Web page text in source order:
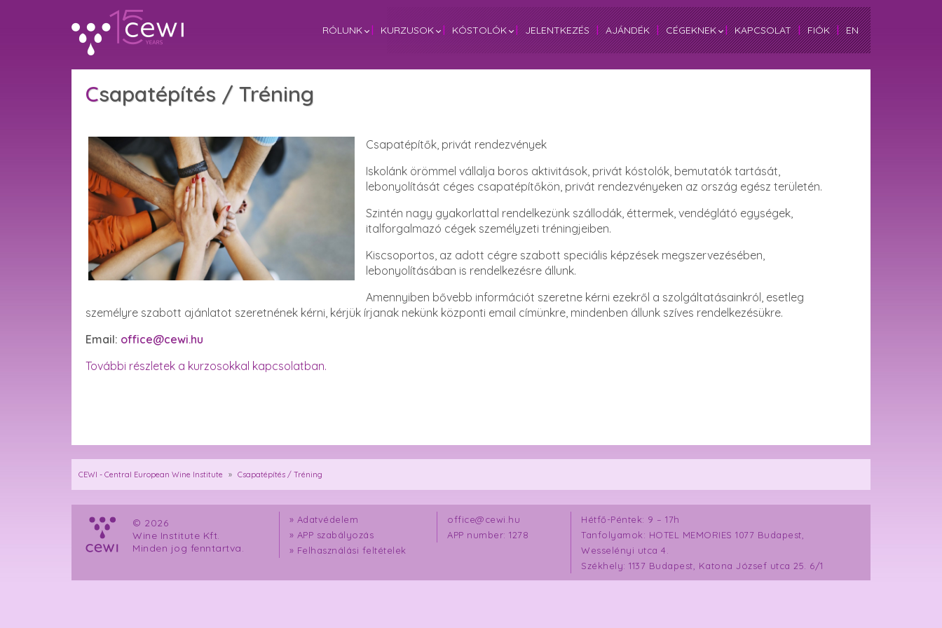
RÓLUNK KURZUSOK KÓSTOLÓK JELENTKEZÉS | AJÁNDÉK | CÉGEKNEK | KAPCSOLAT | FIÓK | EN
Csapatépítés / Tréning
Csapatépítők, privát rendezvények
Iskolánk örömmel vállalja boros aktivitások, privát kóstolók, bemutatók tartását,
lebonyolítását céges csapatépítőkön, privát rendezvényeken az ország egész területén.
Szintén nagy gyakorlattal rendelkezünk szállodák, éttermek, vendéglátó egységek,
italforgalmazó cégek személyzeti tréningjeiben.
Kiscsoportos, az adott cégre szabott speciális képzések megszervezésében,
lebonyolításában is rendelkezésre állunk.
Amennyiben bővebb információt szeretne kérni ezekről a szolgáltatásainkról, esetleg
személyre szabott ajánlatot szeretnének kérni, kérjük írjanak nekünk központi email címünkre, mindenben állunk szíves rendelkezésükre.
Email: office@cewi.hu
További részletek a kurzosokkal kapcsolatban.
CEWI - Central European Wine Institute » Csapatépítés / Tréning
© 2026
Wine Institute Kft.
Minden jog fenntartva.
» Adatvédelem
» APP szabályozás
» Felhasználási feltételek
office@cewi.hu
APP number: 1278
Hétfő-Péntek: 9 – 17h
Tanfolyamok: HOTEL MEMORIES 1077 Budapest,
Wesselényi utca 4.
Székhely: 1137 Budapest, Katona József utca 25. 6/1